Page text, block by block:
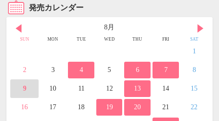
発売カレンダー
8月
SUN MON TUE WED THU FRI SAT
1
2 3 4 5 6 7 8
9 10 11 12 13 14 15
16 17 18 19 20 21 22